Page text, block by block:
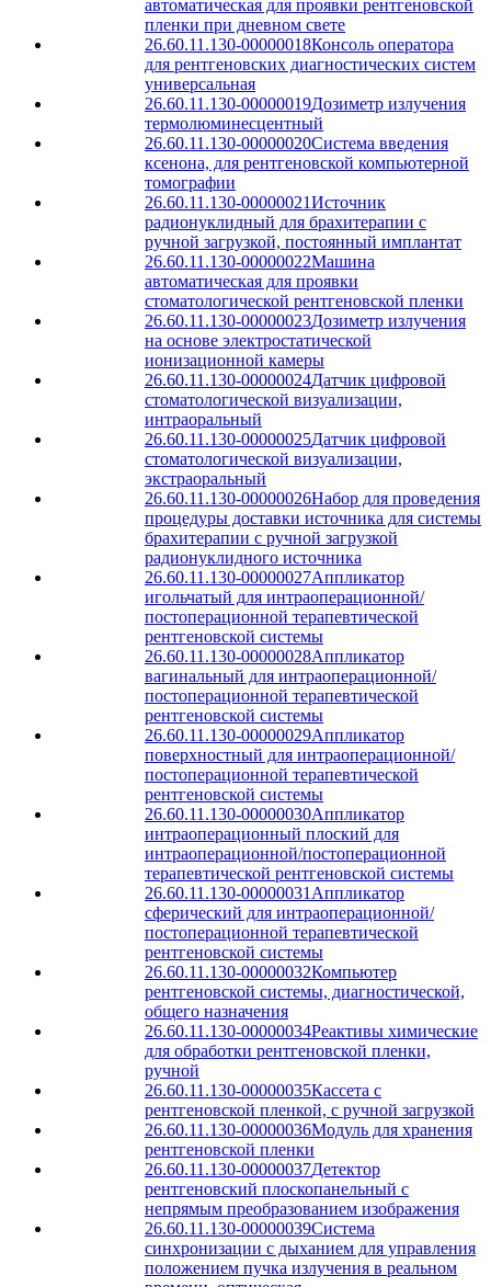
автоматическая для проявки рентгеновской
пленки при дневном свете
26.60.11.130-00000018Консоль оператора
для рентгеновских диагностических систем
универсальная
26.60.11.130-00000019Дозиметр излучения
термолюминесцентный
26.60.11.130-00000020Система введения
ксенона, для рентгеновской компьютерной
томографии
26.60.11.130-00000021Источник
радионуклидный для брахитерапии с
ручной загрузкой, постоянный имплантат
26.60.11.130-00000022Машина
автоматическая для проявки
стоматологической рентгеновской пленки
26.60.11.130-00000023Дозиметр излучения
на основе электростатической
ионизационной камеры
26.60.11.130-00000024Датчик цифровой
стоматологической визуализации,
интраоральный
26.60.11.130-00000025Датчик цифровой
стоматологической визуализации,
экстраоральный
26.60.11.130-00000026Набор для проведения
процедуры доставки источника для системы
брахитерапии с ручной загрузкой
радионуклидного источника
26.60.11.130-00000027Аппликатор
игольчатый для интраоперационной/
постоперационной терапевтической
рентгеновской системы
26.60.11.130-00000028Аппликатор
вагинальный для интраоперационной/
постоперационной терапевтической
рентгеновской системы
26.60.11.130-00000029Аппликатор
поверхностный для интраоперационной/
постоперационной терапевтической
рентгеновской системы
26.60.11.130-00000030Аппликатор
интраоперационный плоский для
интраоперационной/постоперационной
терапевтической рентгеновской системы
26.60.11.130-00000031 Аппликатор
сферический для интраоперационной/
постоперационной терапевтической
рентгеновской системы
26.60.11.130-00000032Компьютер
рентгеновской системы, диагностической,
общего назначения
26.60.11.130-00000034Реактивы химические
для обработки рентгеновской пленки,
ручной
26.60.11.130-00000035Кассета с
рентгеновской пленкой, с ручной загрузкой
26.60.11.130-00000036Модуль для хранения
рентгеновской пленки
26.60.11.130-00000037Детектор
рентгеновский плоскопанельный с
непрямым преобразованием изображения
26.60.11.130-00000039Система
синхронизации с дыханием для управления
положением пучка излучения в реальном